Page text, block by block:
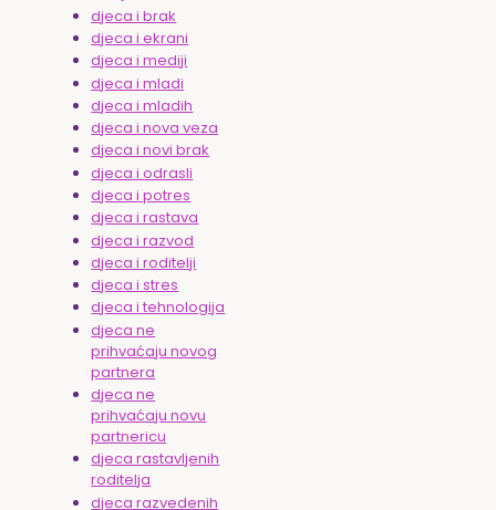
djeca i brak
djeca i ekrani
djeca i mediji
djeca i mladi
djeca i mladih
djeca i nova veza
djeca i novi brak
djeca i odrasli
djeca i potres
djeca i rastava
djeca i razvod
djeca i roditelji
djeca i stres
djeca i tehnologija
djeca ne
prihvaćaju novog
partnera
djeca ne
prihvaćaju novu
partnericu
djeca rastavljenih
roditelja
djeca razvedenih